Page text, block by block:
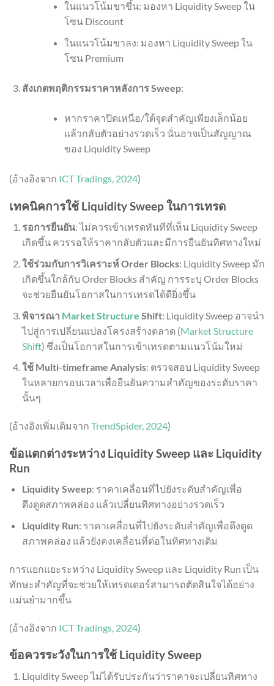
ในแนวโน้มขาขึ้น: มองหา Liquidity Sweep ใน
โซน Discount
ในแนวโน้มขาลง: มองหา Liquidity Sweep ใน
โซน Premium
สังเกตพฤติกรรมราคาหลังการ Sweep:
หากราคาปิดเหนือ/ใต้จุดสำคัญเพียงเล็กน้อย
แล้วกลับตัวอย่างรวดเร็ว นั่นอาจเป็นสัญญาณ
ของ Liquidity Sweep
(อ้างอิงจาก ICT Tradings, 2024)
เทคนิคการใช้ Liquidity Sweep ในการเทรด
รอการยืนยัน: ไม่ควรเข้าเทรดทันทีที่เห็น Liquidity Sweep
เกิดขึ้น ควรรอให้ราคากลับตัวและมีการยืนยันทิศทางใหม่
ใช้ร่วมกับการวิเคราะห์ Order Blocks: Liquidity Sweep มัก
เกิดขึ้นใกล้กับ Order Blocks สำคัญ การระบุ Order Blocks
จะช่วยยืนยันโอกาสในการเทรดได้ดียิ่งขึ้น
พิจารณา Market Structure Shift: Liquidity Sweep อาจนำ
ไปสู่การเปลี่ยนแปลงโครงสร้างตลาด (Market Structure
Shift) ซึ่งเป็นโอกาสในการเข้าเทรดตามแนวโน้มใหม่
ใช้ Multi-timeframe Analysis: ตรวจสอบ Liquidity Sweep
ในหลายกรอบเวลาเพื่อยืนยันความสำคัญของระดับราคา
นั้นๆ
(อ้างอิงเพิ่มเติมจาก TrendSpider, 2024)
ข้อแตกต่างระหว่าง Liquidity Sweep และ Liquidity
Run
Liquidity Sweep: ราคาเคลื่อนที่ไปยังระดับสำคัญเพื่อ
ดึงดูดสภาพคล่อง แล้วเปลี่ยนทิศทางอย่างรวดเร็ว
Liquidity Run: ราคาเคลื่อนที่ไปยังระดับสำคัญเพื่อดึงดูด
สภาพคล่อง แล้วยังคงเคลื่อนที่ต่อในทิศทางเดิม
การแยกแยะระหว่าง Liquidity Sweep และ Liquidity Run เป็น
ทักษะสำคัญที่จะช่วยให้เทรดเดอร์สามารถตัดสินใจได้อย่าง
แม่นยำมากขึ้น
(อ้างอิงจาก ICT Tradings, 2024)
ข้อควรระวังในการใช้ Liquidity Sweep
Liquidity Sweep ไม่ได้รับประกันว่าราคาจะเปลี่ยนทิศทาง